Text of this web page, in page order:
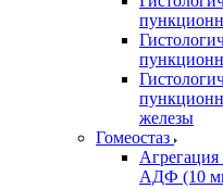
железы
Гомеостаз
АДФ (10